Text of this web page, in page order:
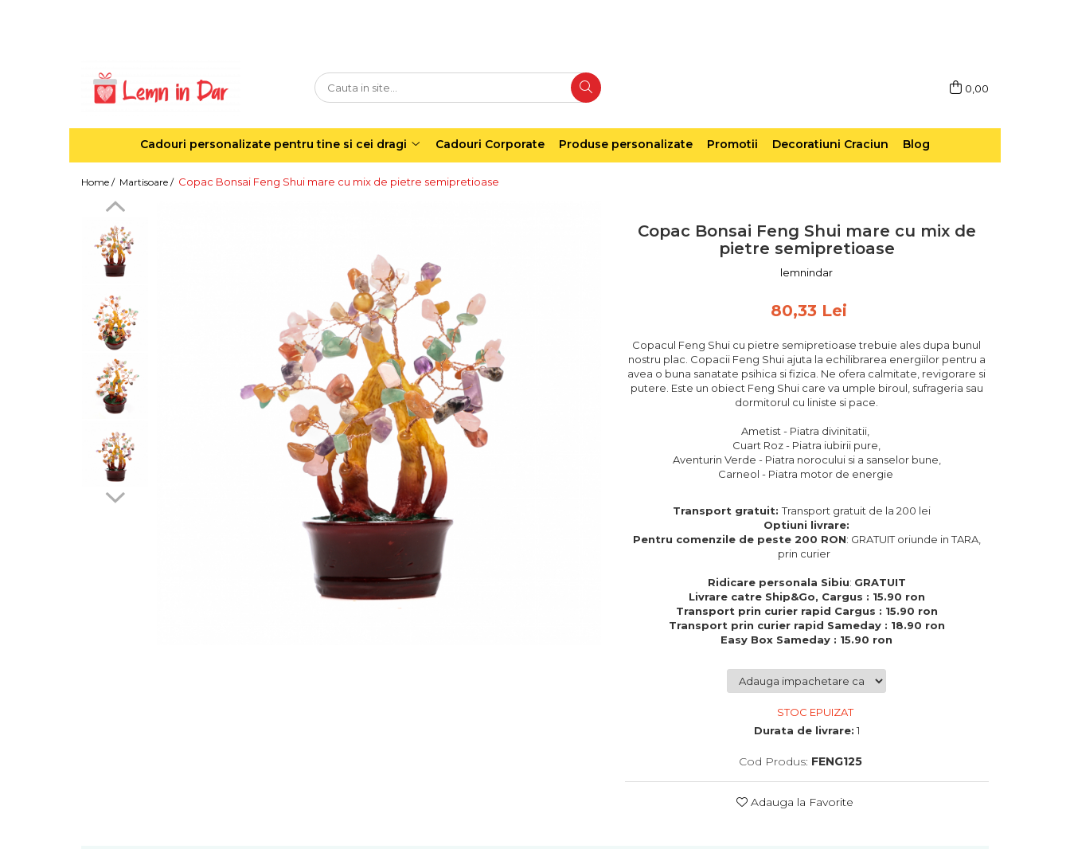
Agende din lemn
Decoratiuni pentru cei dragi
Decoratiuni cu peisaje de iarna
Sosete de Craciun
Magneti de Craciun
Jucarii din lemn
Tablouri personalizate
Diplome si Plachete
Felicitari din lemn
0,00
Cadouri personalizate pentru tine si cei dragi Cadouri Corporate Produse personalizate Promotii Decoratiuni Craciun Blog
Home / Martisoare / Copac Bonsai Feng Shui mare cu mix de pietre semipretioase
Copac Bonsai Feng Shui mare cu mix de
pietre semipretioase
lemnindar
80,33 Lei
Copacul Feng Shui cu pietre semipretioase trebuie ales dupa bunul
nostru plac. Copacii Feng Shui ajuta la echilibrarea energiilor pentru a
avea o buna sanatate psihica si fizica. Ne ofera calmitate, revigorare si
putere. Este un obiect Feng Shui care va umple biroul, sufrageria sau
dormitorul cu liniste si pace.
Ametist - Piatra divinitatii,
Cuart Roz - Piatra iubirii pure,
Aventurin Verde - Piatra norocului si a sanselor bune,
Carneol - Piatra motor de energie
Transport gratuit:Transport gratuit de la 200 lei
Optiuni livrare:
Pentru comenzile de peste 200 RON: GRATUIT oriunde in TARA,
prin curier
Ridicare personala Sibiu: GRATUIT
Livrare catre Ship&Go, Cargus : 15.90 ron
Transport prin curier rapid Cargus : 15.90 ron
Transport prin curier rapid Sameday : 18.90 ron
Easy Box Sameday : 15.90 ron
STOC EPUIZAT
Durata de livrare: 1
Cod Produs: FENG125
Adauga la Favorite